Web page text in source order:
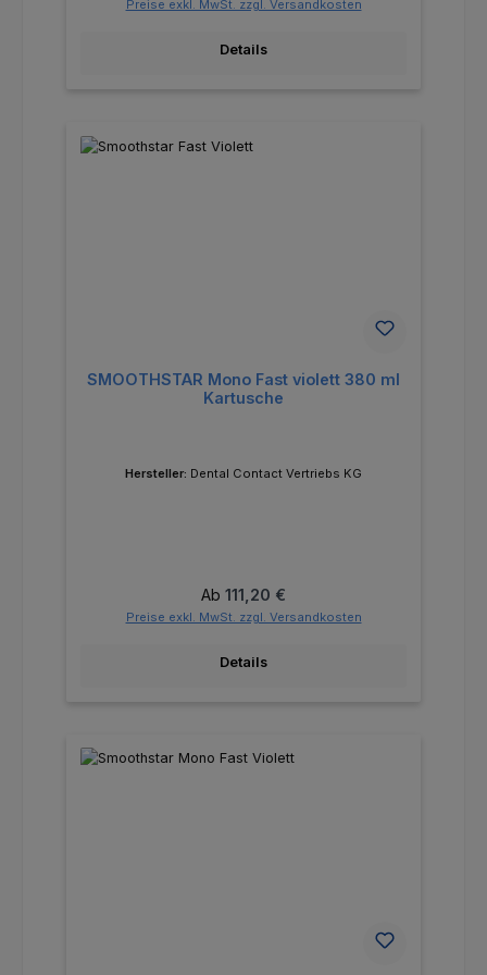
Preise exkl. MwSt. zzgl. Versandkosten
Details
SMOOTHSTAR Mono Fast violett 380 ml
Kartusche
Hersteller: Dental Contact Vertriebs KG
Regulärer Preis:
Ab 111,20 €
Preise exkl. MwSt. zzgl. Versandkosten
Details